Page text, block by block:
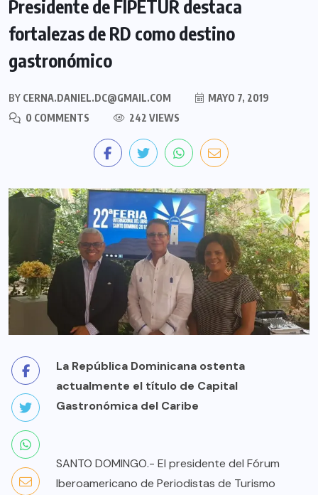
Presidente de FIPETUR destaca
fortalezas de RD como destino
gastronómico
BY CERNA.DANIEL.DC@GMAIL.COM
MAYO 7, 2019
0 COMMENTS
242 VIEWS
La República Dominicana ostenta
actualmente el título de Capital
Gastronómica del Caribe
SANTO DOMINGO.- El presidente del Fórum
Iberoamericano de Periodistas de Turismo